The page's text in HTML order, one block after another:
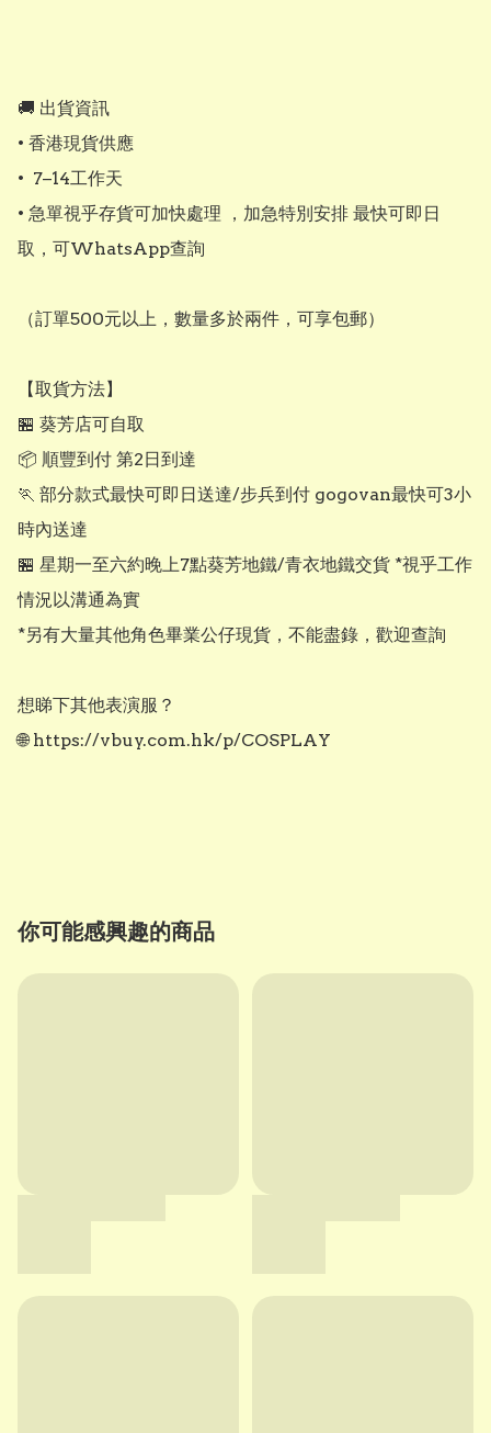
🚚 出貨資訊
• 香港現貨供應
•  7–14工作天
• 急單視乎存貨可加快處理 ，加急特別安排 最快可即日
取，可WhatsApp查詢
（訂單500元以上，數量多於兩件，可享包郵）
【取貨方法】
🏪 葵芳店可自取
📦 順豐到付 第2日到達
🏃 部分款式最快可即日送達/步兵到付 gogovan最快可3小
時內送達
🏪 星期一至六約晚上7點葵芳地鐵/青衣地鐵交貨 *視乎工作
情況以溝通為實
*另有大量其他角色畢業公仔現貨，不能盡錄，歡迎查詢
想睇下其他表演服？
🌐 https://vbuy.com.hk/p/COSPLAY
你可能感興趣的商品